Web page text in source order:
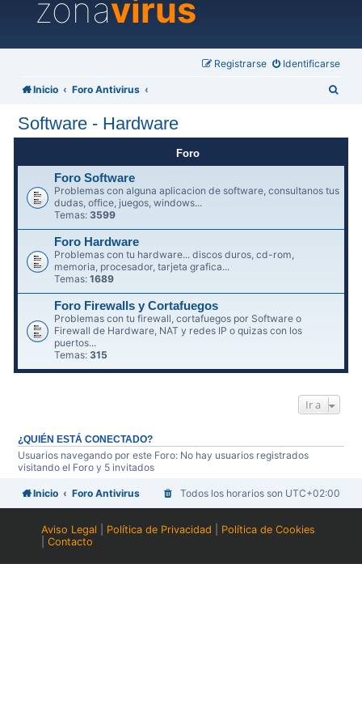
zonavirus
Identificarse
Registrarse
Inicio Foro Antivirus
Software - Hardware
Foro
Foro Software
Problemas con alguna aplicacion de software, consultanos tus
dudas, office, juegos, windows...
Temas: 3599
Foro Hardware
Problemas con tu hardware... discos duros, cd-rom,
memoria, procesador, tarjeta grafica...
Temas:1689
Foro Firewalls y Cortafuegos
Problemas con tu firewall, cortafuegos por Software o
Firewall de Hardware, NAT y redes IP o quizas con los
puertos...
Temas:315
Ir a
¿QUIÉN ESTÁ CONECTADO?
Usuarios navegando por este Foro: No hay usuarios registrados
visitando el Foro y 5 invitados
Inicio Foro Antivirus Todos los horarios son UTC+02:00
Aviso Legal Política de Privacidad
Política de Cookies
|Contacto